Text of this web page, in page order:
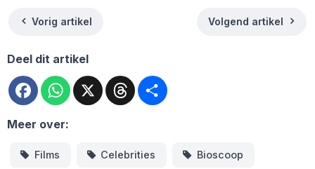
Vorig artikel Volgend artikel
Deel dit artikel
FacebookWhatsApp
X Threads
Meer over:
Films Celebrities Bioscoop